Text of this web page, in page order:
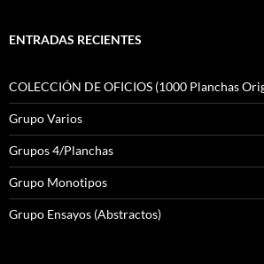
ENTRADAS RECIENTES
COLECCIÓN DE OFICIOS (1000 Planchas
Grupo Varios
Grupos 4/Planchas
Grupo Monotipos
Grupo Ensayos (Abstractos)